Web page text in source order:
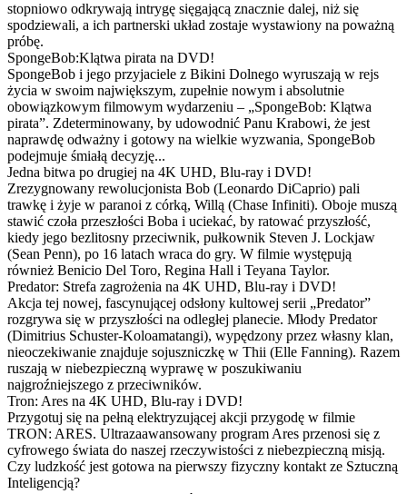
stopniowo odkrywają intrygę sięgającą znacznie dalej, niż się
spodziewali, a ich partnerski układ zostaje wystawiony na poważną
próbę.
SpongeBob:Klątwa pirata na DVD!
SpongeBob i jego przyjaciele z Bikini Dolnego wyruszają w rejs
życia w swoim największym, zupełnie nowym i absolutnie
obowiązkowym filmowym wydarzeniu – „SpongeBob: Klątwa
pirata”. Zdeterminowany, by udowodnić Panu Krabowi, że jest
naprawdę odważny i gotowy na wielkie wyzwania, SpongeBob
podejmuje śmiałą decyzję...
Jedna bitwa po drugiej na 4K UHD, Blu-ray i DVD!
Zrezygnowany rewolucjonista Bob (Leonardo DiCaprio) pali
trawkę i żyje w paranoi z córką, Willą (Chase Infiniti). Oboje muszą
stawić czoła przeszłości Boba i uciekać, by ratować przyszłość,
kiedy jego bezlitosny przeciwnik, pułkownik Steven J. Lockjaw
(Sean Penn), po 16 latach wraca do gry. W filmie występują
również Benicio Del Toro, Regina Hall i Teyana Taylor.
Predator: Strefa zagrożenia na 4K UHD, Blu-ray i DVD!
Akcja tej nowej, fascynującej odsłony kultowej serii „Predator”
rozgrywa się w przyszłości na odległej planecie. Młody Predator
(Dimitrius Schuster-Koloamatangi), wypędzony przez własny klan,
nieoczekiwanie znajduje sojuszniczkę w Thii (Elle Fanning). Razem
ruszają w niebezpieczną wyprawę w poszukiwaniu
najgroźniejszego z przeciwników.
Tron: Ares na 4K UHD, Blu-ray i DVD!
Przygotuj się na pełną elektryzującej akcji przygodę w filmie
TRON: ARES. Ultrazaawansowany program Ares przenosi się z
cyfrowego świata do naszej rzeczywistości z niebezpieczną misją.
Czy ludzkość jest gotowa na pierwszy fizyczny kontakt ze Sztuczną
Inteligencją?